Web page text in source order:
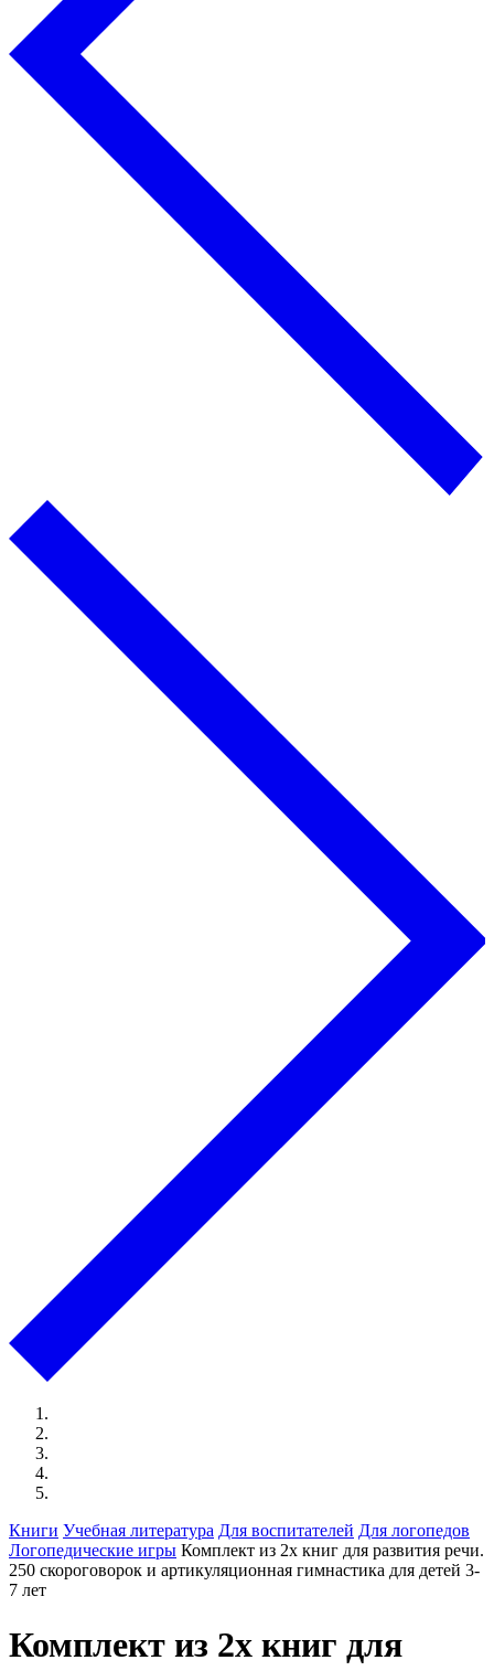
Книги Учебная литература Для воспитателей Для логопедов
Логопедические игры Комплект из 2х книг для развития речи.
250 скороговорок и артикуляционная гимнастика для детей 3-
7 лет
Комплект из 2х книг для